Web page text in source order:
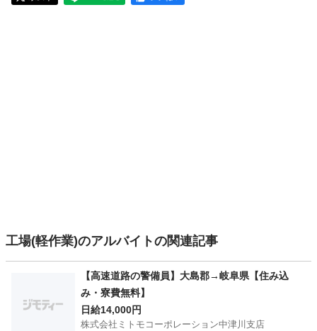
工場(軽作業)のアルバイトの関連記事
【高速道路の警備員】大島郡→岐阜県【住み込
み・寮費無料】
日給14,000円
株式会社ミトモコーポレーション中津川支店